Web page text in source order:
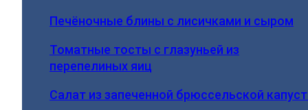
Печёночные блины с лисичками и сыром
Томатные тосты с глазуньей из
перепелиных яиц
Салат из запеченной брюссельской